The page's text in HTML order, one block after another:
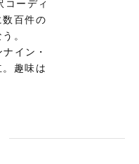
コーディ
数百件の
。
イン・
趣味は